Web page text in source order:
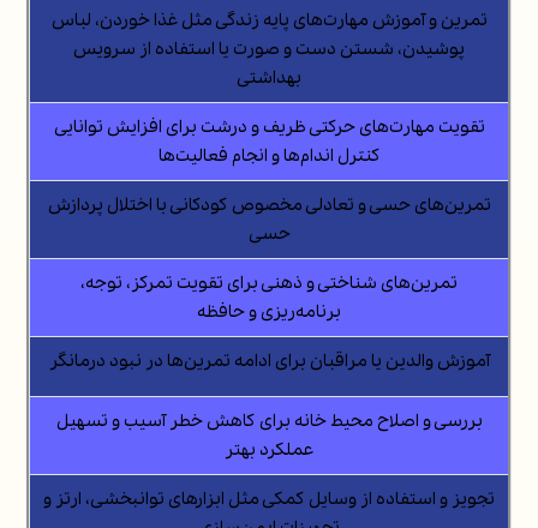
تمرین و آموزش مهارت‌های پایه زندگی مثل غذا خوردن، لباس
پوشیدن، شستن دست و صورت یا استفاده از سرویس
بهداشتی
تقویت مهارت‌های حرکتی ظریف و درشت برای افزایش توانایی
کنترل اندام‌ها و انجام فعالیت‌ها
تمرین‌های حسی و تعادلی مخصوص کودکانی با اختلال پردازش
حسی
تمرین‌های شناختی و ذهنی برای تقویت تمرکز، توجه،
برنامه‌ریزی و حافظه
آموزش والدین یا مراقبان برای ادامه‌ تمرین‌ها در نبود درمانگر
بررسی و اصلاح محیط خانه برای کاهش خطر آسیب و تسهیل
عملکرد بهتر
تجویز و استفاده از وسایل کمکی مثل ابزارهای توانبخشی، ارتز و